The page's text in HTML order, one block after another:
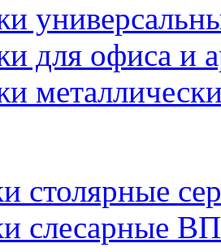
для офиса и
столярные
слесарные ВП